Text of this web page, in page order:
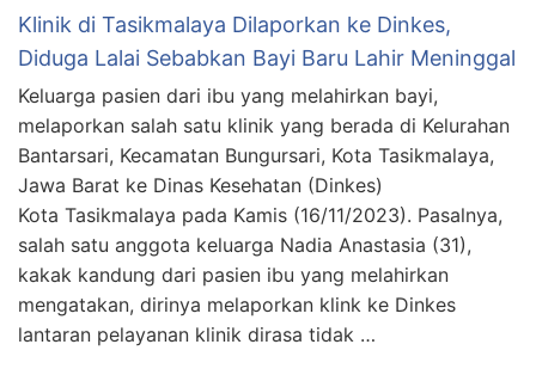
Klinik di Tasikmalaya Dilaporkan ke Dinkes,
Diduga Lalai Sebabkan Bayi Baru Lahir Meninggal
Keluarga pasien dari ibu yang melahirkan bayi,
melaporkan salah satu klinik yang berada di Kelurahan
Bantarsari, Kecamatan Bungursari, Kota Tasikmalaya,
Jawa Barat ke Dinas Kesehatan (Dinkes)
Kota Tasikmalaya pada Kamis (16/11/2023). Pasalnya,
salah satu anggota keluarga Nadia Anastasia (31),
kakak kandung dari pasien ibu yang melahirkan
mengatakan, dirinya melaporkan klink ke Dinkes
lantaran pelayanan klinik dirasa tidak …